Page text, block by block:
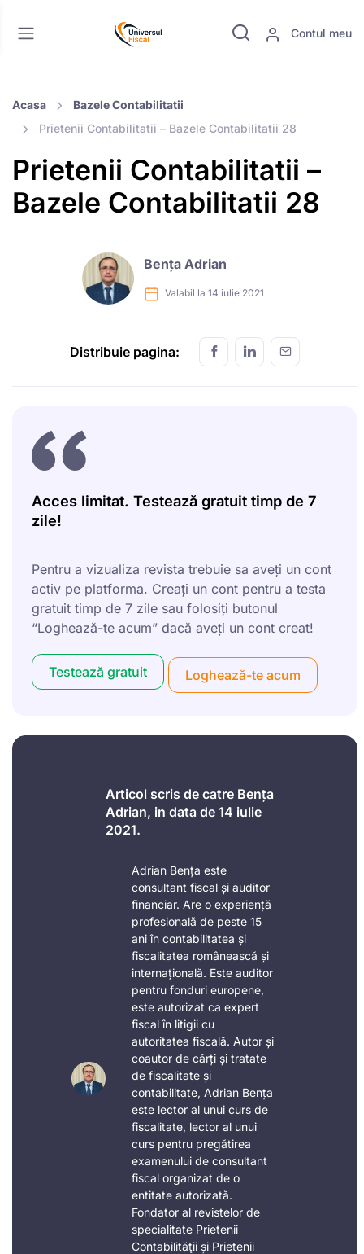
Contul meu
Acasa
Bazele Contabilitatii
Prietenii Contabilitatii – Bazele Contabilitatii 28
Prietenii Contabilitatii –
Bazele Contabilitatii 28
Bența Adrian
Valabil la 14 iulie 2021
Distribuie pagina:
Acces limitat. Testează gratuit timp de 7
zile!
Pentru a vizualiza revista trebuie sa aveți un cont
activ pe platforma. Creați un cont pentru a testa
gratuit timp de 7 zile sau folosiți butonul
“Loghează-te acum” dacă aveți un cont creat!
Testează gratuit Loghează-te acum
Articol scris de catre Bența
Adrian, in data de 14 iulie
2021.
Adrian Bența este
consultant fiscal și auditor
financiar. Are o experiență
profesională de peste 15
ani în contabilitatea și
fiscalitatea românească și
internațională. Este auditor
pentru fonduri europene,
este autorizat ca expert
fiscal în litigii cu
autoritatea fiscală. Autor și
coautor de cărți și tratate
de fiscalitate și
contabilitate, Adrian Bența
este lector al unui curs de
fiscalitate, lector al unui
curs pentru pregătirea
examenului de consultant
fiscal organizat de o
entitate autorizată.
Fondator al revistelor de
specialitate Prietenii
Contabilităţii și Prietenii